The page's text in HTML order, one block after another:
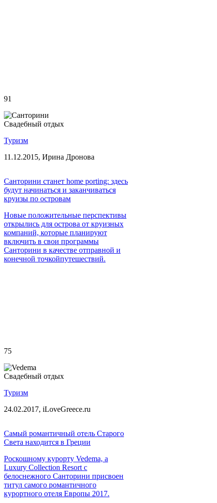
91
Свадебный отдых
Туризм
11.12.2015, Ирина Дронова
Санторини станет home porting: здесь
будут начинаться и заканчиваться
круизы по островам
Новые положительные перспективы
открылись для острова от круизных
компаний, которые планируют
включить в свои программы
Санторини в качестве отправной и
конечной точкойпутешествий.
75
Свадебный отдых
Туризм
24.02.2017, iLoveGreece.ru
Самый романтичный отель Старого
Света находится в Греции
Роскошному курорту Vedema, a
Luxury Collection Resort с
белоснежного Санторини присвоен
титул самого романтичного
курортного отеля Европы 2017.